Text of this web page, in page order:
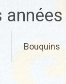
Bouquins